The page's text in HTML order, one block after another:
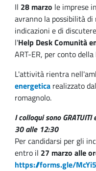
Il 28 marzo le imprese
avranno la possibilità
indicazioni e di
l'Help Desk Comunità
ART-ER, per conto
L'attività rientra
energetica realizzato
romagnolo.
I colloqui sono
30 alle 12:30
Per candidarsi per gli
entro il 27 marzo alle
https://forms.gle/